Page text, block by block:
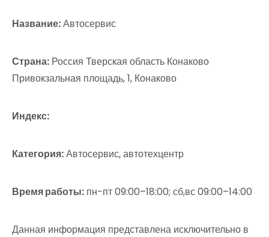
Название:Автосервис
Страна: Россия Тверская область Конаково
Привокзальная площадь, 1, Конаково
Индекс:
Категория:Автосервис, автотехцентр
Время работы: пн-пт 09:00–18:00; сб,вс 09:00–14:00
Данная информация представлена исключительно в